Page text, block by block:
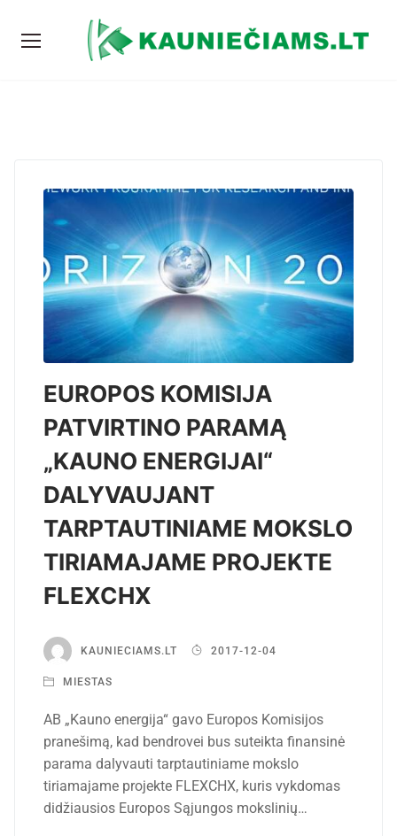
EUROPOS KOMISIJA
PATVIRTINO PARAMĄ
„KAUNO ENERGIJAI“
DALYVAUJANT
TARPTAUTINIAME MOKSLO
TIRIAMAJAME PROJEKTE
FLEXCHX
KAUNIECIAMS.LT 2017-12-04
MIESTAS
AB „Kauno energija“ gavo Europos Komisijos
pranešimą, kad bendrovei bus suteikta finansinė
parama dalyvauti tarptautiniame mokslo
tiriamajame projekte FLEXCHX, kuris vykdomas
didžiausios Europos Sąjungos mokslinių…